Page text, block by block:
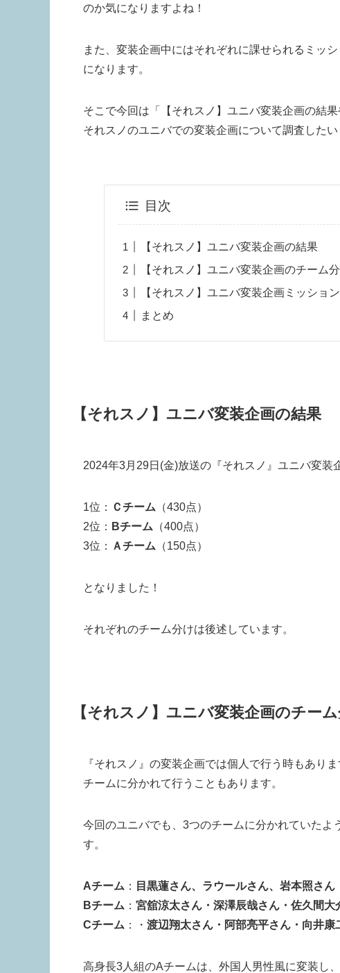
のか気になりますよね！
また、変装企画中にはそれぞれに課せられるミッ
になります。
そこで今回は「【それスノ】ユニバ変装企画の結
それスノのユニバでの変装企画について調査したい
目次
【それスノ】ユニバ変装企画の結果
【それスノ】ユニバ変装企画のチーム
【それスノ】ユニバ変装企画ミッショ
まとめ
【それスノ】ユニバ変装企画の結果
2024年3月29日(金)放送の『それスノ』ユニバ変装
1位： Ｃチーム （430点）
2位： Bチーム （400点）
3位：
Ａチーム （150点）
となりました！
それぞれのチーム分けは後述しています。
【それスノ】ユニバ変装企画のチー
『それスノ』の変装企画では個人で行う時もあり
チームに分かれて行うこともあります。
今回のユニバでも、3つのチームに分かれていたよ
す。
Aチーム ：
目黒蓮さん、ラウールさん、岩本照さん
Bチーム ： 宮舘涼太さん・深澤辰哉さん・佐久間大
Cチーム ：・ 渡辺翔太さん・阿部亮平さん・向井康
高身長3人組のAチームは、外国人男性風に変装し